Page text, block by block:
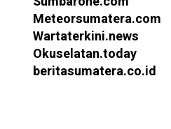
Meteorsumatera.com
Wartaterkini.news
Okuselatan.today
beritasumatera.co.id